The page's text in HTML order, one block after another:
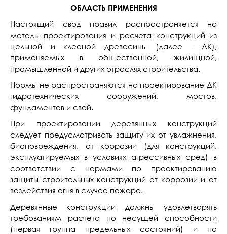
ОБЛАСТЬ ПРИМЕНЕНИЯ
Настоящий свод правил распространяется на
методы проектирования и расчета конструкций из
цельной и клееной древесины (далее - ДК),
применяемых в общественной, жилищной,
промышленной и других отраслях строительства.
Нормы не распространяются на проектирование ДК
гидротехнических сооружений, мостов,
фундаментов и свай.
При проектировании деревянных конструкций
следует предусматривать защиту их от увлажнения,
биоповреждения, от коррозии (для конструкций,
эксплуатируемых в условиях агрессивных сред) в
соответствии с нормами по проектированию
защиты строительных конструкций от коррозии и от
воздействия огня в случае пожара.
Деревянные конструкции должны удовлетворять
требованиям расчета по несущей способности
(первая группа предельных состояний) и по